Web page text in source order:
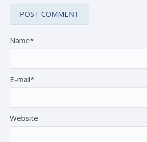
Name*
E-mail*
Website